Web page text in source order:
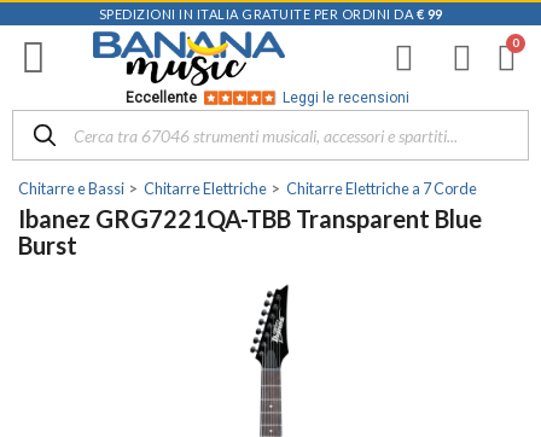
SPEDIZIONI IN ITALIA GRATUITE PER ORDINI DA € 99
Eccellente Leggi le recensioni
Chitarre e Bassi Chitarre Elettriche Chitarre Elettriche a 7 Corde
Ibanez GRG7221QA-TBB Transparent Blue
Burst